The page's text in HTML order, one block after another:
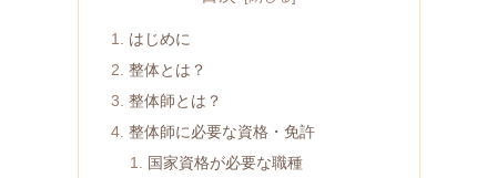
はじめに
整体とは？
整体師とは？
整体師に必要な資格・免許
国家資格が必要な職種